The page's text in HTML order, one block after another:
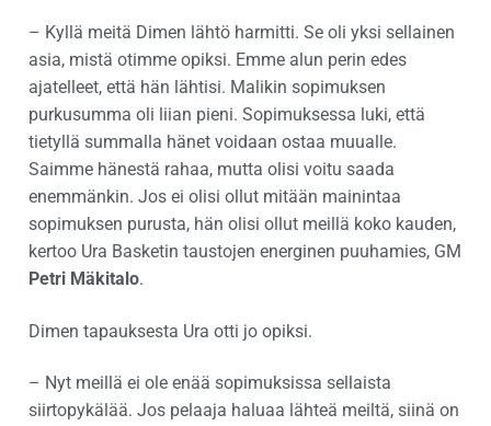
– Kyllä meitä Dimen lähtö harmitti. Se oli yksi sellainen
asia, mistä otimme opiksi. Emme alun perin edes
ajatelleet, että hän lähtisi. Malikin sopimuksen
purkusumma oli liian pieni. Sopimuksessa luki, että
tietyllä summalla hänet voidaan ostaa muualle.
Saimme hänestä rahaa, mutta olisi voitu saada
enemmänkin. Jos ei olisi ollut mitään mainintaa
sopimuksen purusta, hän olisi ollut meillä koko kauden,
kertoo Ura Basketin taustojen energinen puuhamies, GM
Petri Mäkitalo.
Dimen tapauksesta Ura otti jo opiksi.
– Nyt meillä ei ole enää sopimuksissa sellaista
siirtopykälää. Jos pelaaja haluaa lähteä meiltä, siinä on